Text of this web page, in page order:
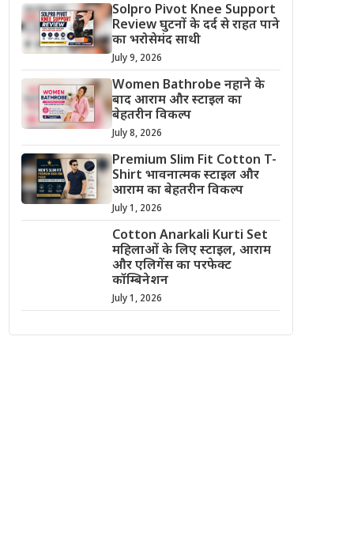
Solpro Pivot Knee Support
Review घुटनों के दर्द से राहत पाने
का भरोसेमंद साथी
July 9, 2026
Women Bathrobe नहाने के
बाद आराम और स्टाइल का
बेहतरीन विकल्प
July 8, 2026
Premium Slim Fit Cotton T-
Shirt भावनात्मक स्टाइल और
आराम का बेहतरीन विकल्प
July 1, 2026
Cotton Anarkali Kurti Set
महिलाओं के लिए स्टाइल, आराम
और एलिगेंस का परफेक्ट
कॉम्बिनेशन
July 1, 2026